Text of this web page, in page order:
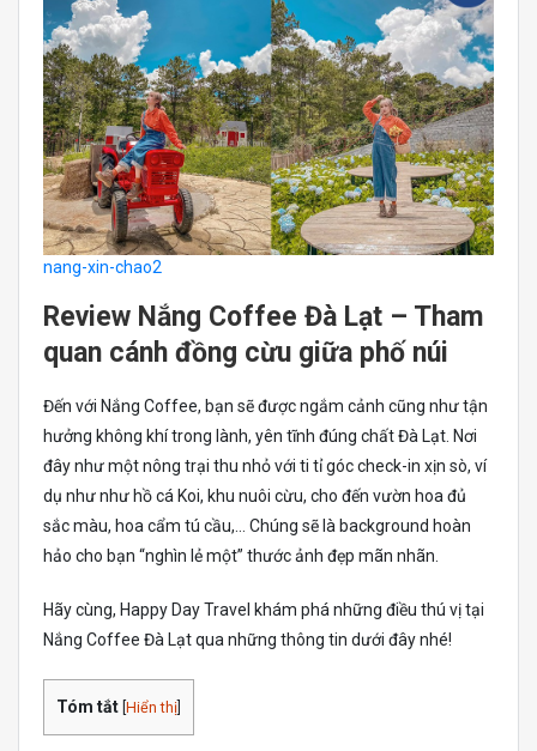
nang-xin-chao2
Review Nắng Coffee Đà Lạt – Tham
quan cánh đồng cừu giữa phố núi
Đến với Nắng Coffee, bạn sẽ được ngắm cảnh cũng như tận
hưởng không khí trong lành, yên tĩnh đúng chất Đà Lạt. Nơi
đây như một nông trại thu nhỏ với ti tỉ góc check-in xịn sò, ví
dụ như như hồ cá Koi, khu nuôi cừu, cho đến vườn hoa đủ
sắc màu, hoa cẩm tú cầu,… Chúng sẽ là background hoàn
hảo cho bạn “nghìn lẻ một” thước ảnh đẹp mãn nhãn.
Hãy cùng, Happy Day Travel khám phá những điều thú vị tại
Nắng Coffee Đà Lạt qua những thông tin dưới đây nhé!
Tóm tắt [Hiển thị]